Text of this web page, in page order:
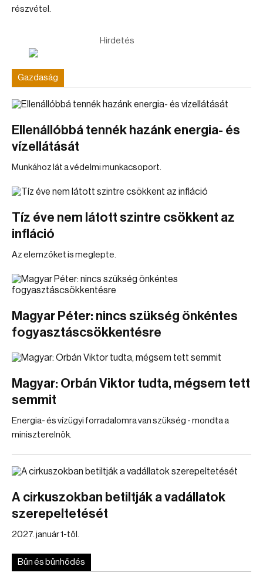
részvétel.
Hirdetés
Gazdaság
Ellenállóbbá tennék hazánk energia- és
vízellátását
Munkához lát a védelmi munkacsoport.
Tíz éve nem látott szintre csökkent az
infláció
Az elemzőket is meglepte.
Magyar Péter: nincs szükség önkéntes
fogyasztáscsökkentésre
Magyar: Orbán Viktor tudta, mégsem tett
semmit
Energia- és vízügyi forradalomra van szükség - mondta a
miniszterelnök.
A cirkuszokban betiltják a vadállatok
szerepeltetését
2027. január 1-től.
Bűn és bűnhődés